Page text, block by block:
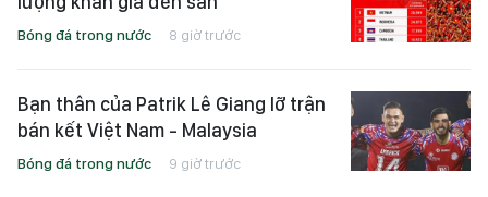
Bóng đá trong nước 8 giờ trước
Bạn thân của Patrik Lê Giang lỡ trận
bán kết Việt Nam - Malaysia
Bóng đá trong nước 9 giờ trước